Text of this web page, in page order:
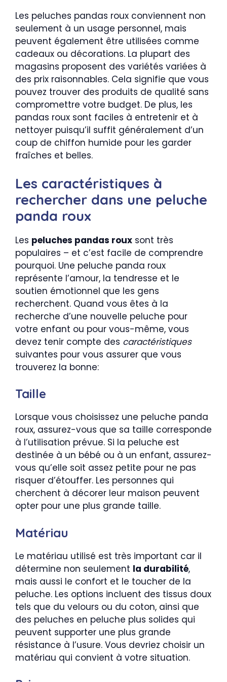
Les peluches pandas roux conviennent non
seulement à un usage personnel, mais
peuvent également être utilisées comme
cadeaux ou décorations. La plupart des
magasins proposent des variétés variées à
des prix raisonnables. Cela signifie que vous
pouvez trouver des produits de qualité sans
compromettre votre budget. De plus, les
pandas roux sont faciles à entretenir et à
nettoyer puisqu’il suffit généralement d’un
coup de chiffon humide pour les garder
fraîches et belles.
Les caractéristiques à
rechercher dans une peluche
panda roux
Les peluches pandas roux sont très
populaires – et c’est facile de comprendre
pourquoi. Une peluche panda roux
représente l’amour, la tendresse et le
soutien émotionnel que les gens
recherchent. Quand vous êtes à la
recherche d’une nouvelle peluche pour
votre enfant ou pour vous-même, vous
devez tenir compte des caractéristiques
suivantes pour vous assurer que vous
trouverez la bonne:
Taille
Lorsque vous choisissez une peluche panda
roux, assurez-vous que sa taille corresponde
à l’utilisation prévue. Si la peluche est
destinée à un bébé ou à un enfant, assurez-
vous qu’elle soit assez petite pour ne pas
risquer d’étouffer. Les personnes qui
cherchent à décorer leur maison peuvent
opter pour une plus grande taille.
Matériau
Le matériau utilisé est très important car il
détermine non seulement la durabilité,
mais aussi le confort et le toucher de la
peluche. Les options incluent des tissus doux
tels que du velours ou du coton, ainsi que
des peluches en peluche plus solides qui
peuvent supporter une plus grande
résistance à l’usure. Vous devriez choisir un
matériau qui convient à votre situation.